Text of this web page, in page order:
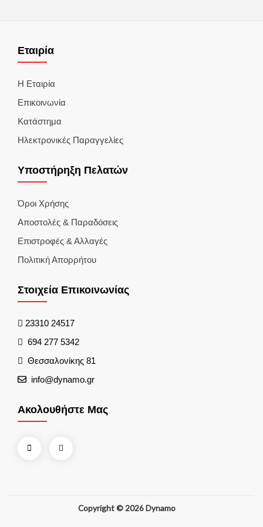
Εταιρία
Η Εταιρία
Επικοινωνία
Κατάστημα
Ηλεκτρονικές Παραγγελίες
Υποστήρηξη Πελατών
Όροι Χρήσης
Αποστολές & Παραδόσεις
Επιστροφές & Αλλαγές
Πολιτική Απορρήτου
Στοιχεία Επικοινωνίας
23310 24517
694 277 5342
Θεσσαλονίκης 81
info@dynamo.gr
Ακολουθήστε Μας
Copyright © 2026 Dynamo